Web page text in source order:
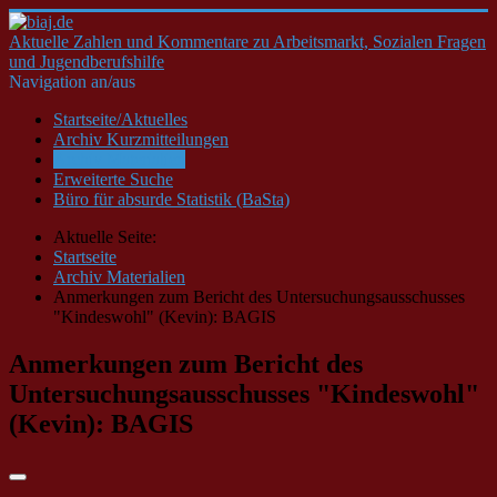
Aktuelle Zahlen und Kommentare zu Arbeitsmarkt, Sozialen Fragen
und Jugendberufshilfe
Navigation an/aus
Startseite/Aktuelles
Archiv Kurzmitteilungen
Erweiterte Suche
Büro für absurde Statistik (BaSta)
Aktuelle Seite:
Startseite
Archiv Materialien
Anmerkungen zum Bericht des Untersuchungsausschusses
"Kindeswohl" (Kevin): BAGIS
Anmerkungen zum Bericht des
Untersuchungsausschusses "Kindeswohl"
(Kevin): BAGIS